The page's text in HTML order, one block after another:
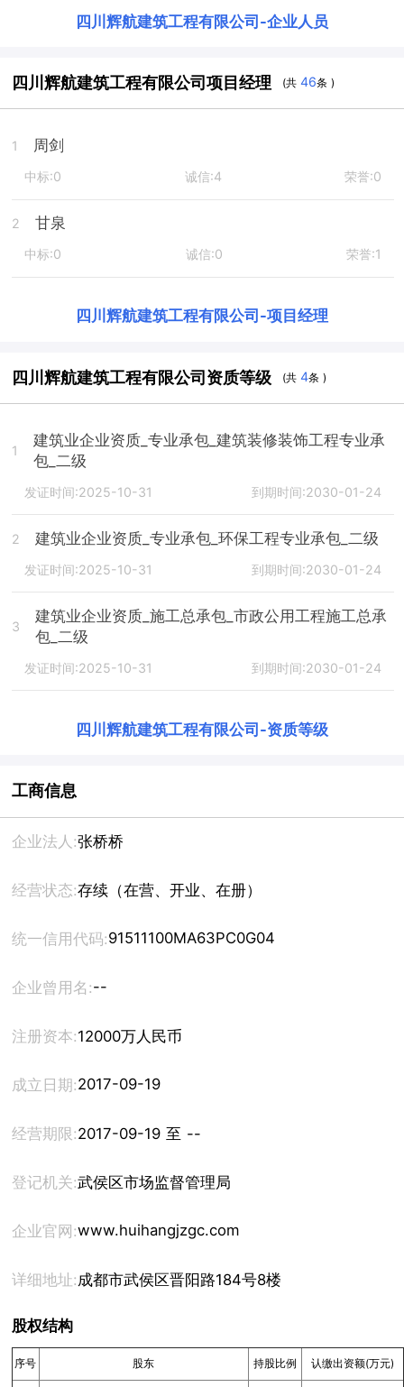
四川辉航建筑工程有限公司 -企业人员
四川辉航建筑工程有限公司项目经理 (共46条 )
1 周剑
中标:0 诚信:4 荣誉:0
2 甘泉
中标:0 诚信:0 荣誉:1
四川辉航建筑工程有限公司 -项目经理
四川辉航建筑工程有限公司资质等级 (共4条 )
1
建筑业企业资质_专业承包_建筑装修装饰工程专业承
包_二级
发证时间:2025-10-31 到期时间:2030-01-24
2 建筑业企业资质_专业承包_环保工程专业承包_二级
发证时间:2025-10-31 到期时间:2030-01-24
3
建筑业企业资质_施工总承包_市政公用工程施工总承
包_二级
发证时间:2025-10-31 到期时间:2030-01-24
四川辉航建筑工程有限公司 -资质等级
工商信息
企业法人:张桥桥
经营状态:存续（在营、开业、在册）
统一信用代码:91511100MA63PC0G04
企业曾用名:--
注册资本:12000万人民币
成立日期:2017-09-19
经营期限: 2017-09-19 至 --
登记机关:武侯区市场监督管理局
企业官网:www.huihangjzgc.com
详细地址:成都市武侯区晋阳路184号8楼
股权结构
序号 股东 持股比例 认缴出资额(万元)